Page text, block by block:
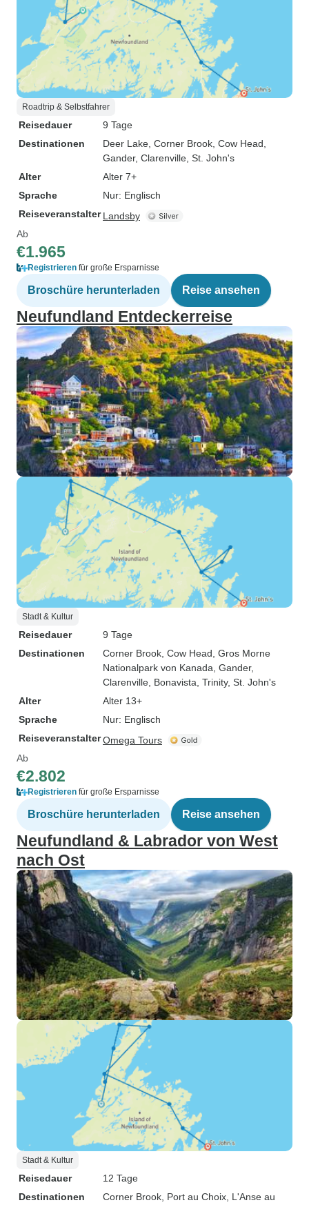
Roadtrip & Selbstfahrer
Reisedauer
9 Tage
Destinationen
Deer Lake , Corner Brook , Cow Head
Gander, Clarenville , St. John's
Alter
Alter 7+
Sprache
Nur: Englisch
Reiseveranstalter Landsby
Ab
€1.965
Registrieren für große Ersparnisse
Broschüre herunterladen Reise ansehen
Neufundland Entdeckerreise
Stadt & Kultur
Reisedauer
9 Tage
Destinationen
Corner Brook , Cow Head , Gros Morne
Nationalpark von Kanada , Gander,
Clarenville , Bonavista , Trinity, St. John's
Alter
Alter 13+
Sprache
Nur: Englisch
ReiseveranstalterOmega Tours
Ab
€2.802
Registrieren für große Ersparnisse
Broschüre herunterladen Reise ansehen
Neufundland & Labrador von West
nach Ost
Stadt & Kultur
Reisedauer
12 Tage
Destinationen
Corner Brook , Port au Choix , L'Anse au